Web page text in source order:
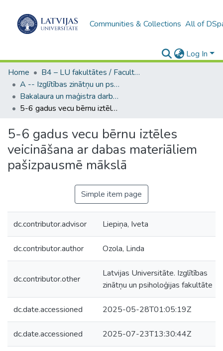
Communities & Collections All of
Log In
Home
B4 – LU fakultātes / Faculties of the UL
A -- Izglītības zinātņu un psiholoģijas fakultāte / Faculty of Education Sciences and Psychology
Bakalaura un maģistra darbi (PPMF) / Bachelor's and Master's theses
5-6 gadus vecu bērnu iztēles veicināšana ar dabas materiāliem pašizpausmē mākslā
5-6 gadus vecu bērnu iztēles
veicināšana ar dabas materiāliem
pašizpausmē mākslā
Simple item page
dc.contributor.advisor Liepiņa, Iveta
dc.contributor.author Ozola, Linda
dc.contributor.other
Latvijas Universitāte. Izglītības
zinātņu un psiholoģijas fakultāte
dc.date.accessioned 2025-05-28T01:05:19Z
dc.date.accessioned 2025-07-23T13:30:44Z